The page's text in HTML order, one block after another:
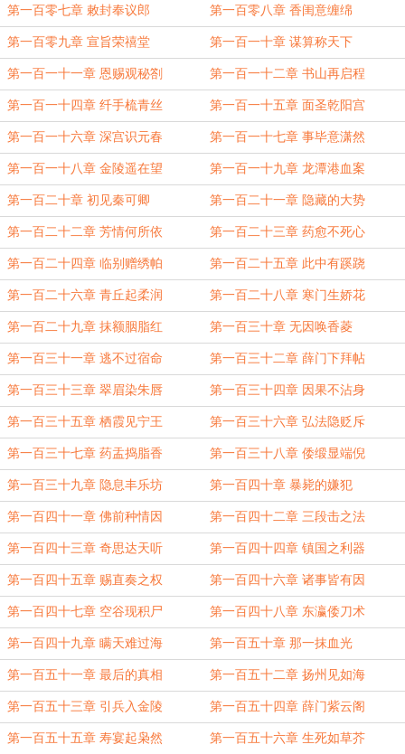
第一百零七章 敕封奉议郎 第一百零八章 香闺意缠绵
第一百零九章 宣旨荣禧堂 第一百一十章 谋算称天下
第一百一十一章 恩赐观秘劄 第一百一十二章 书山再启程
第一百一十四章 纤手梳青丝 第一百一十五章 面圣乾阳宫
第一百一十六章 深宫识元春 第一百一十七章 事毕意潇然
第一百一十八章 金陵遥在望 第一百一十九章 龙潭港血案
第一百二十章 初见秦可卿 第一百二十一章 隐藏的大势
第一百二十二章 芳情何所依 第一百二十三章 药愈不死心
第一百二十四章 临别赠绣帕 第一百二十五章 此中有蹊跷
第一百二十六章 青丘起柔润 第一百二十八章 寒门生娇花
第一百二十九章 抹额胭脂红 第一百三十章 无因唤香菱
第一百三十一章 逃不过宿命 第一百三十二章 薛门下拜帖
第一百三十三章 翠眉染朱唇 第一百三十四章 因果不沾身
第一百三十五章 栖霞见宁王 第一百三十六章 弘法隐贬斥
第一百三十七章 药盂捣脂香 第一百三十八章 倭缎显端倪
第一百三十九章 隐息丰乐坊 第一百四十章 暴毙的嫌犯
第一百四十一章 佛前种情因 第一百四十二章 三段击之法
第一百四十三章 奇思达天听 第一百四十四章 镇国之利器
第一百四十五章 赐直奏之权 第一百四十六章 诸事皆有因
第一百四十七章 空谷现积尸 第一百四十八章 东瀛倭刀术
第一百四十九章 瞒天难过海 第一百五十章 那一抹血光
第一百五十一章 最后的真相 第一百五十二章 扬州见如海
第一百五十三章 引兵入金陵 第一百五十四章 薛门紫云阁
第一百五十五章 寿宴起枭然 第一百五十六章 生死如草芥